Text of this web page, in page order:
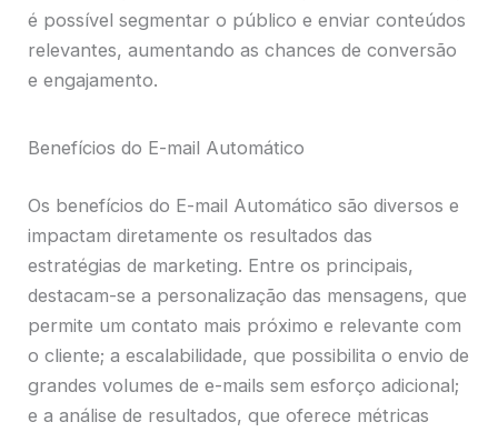
é possível segmentar o público e enviar conteúdos
relevantes, aumentando as chances de conversão
e engajamento.
Benefícios do E-mail Automático
Os benefícios do E-mail Automático são diversos e
impactam diretamente os resultados das
estratégias de marketing. Entre os principais,
destacam-se a personalização das mensagens, que
permite um contato mais próximo e relevante com
o cliente; a escalabilidade, que possibilita o envio de
grandes volumes de e-mails sem esforço adicional;
e a análise de resultados, que oferece métricas